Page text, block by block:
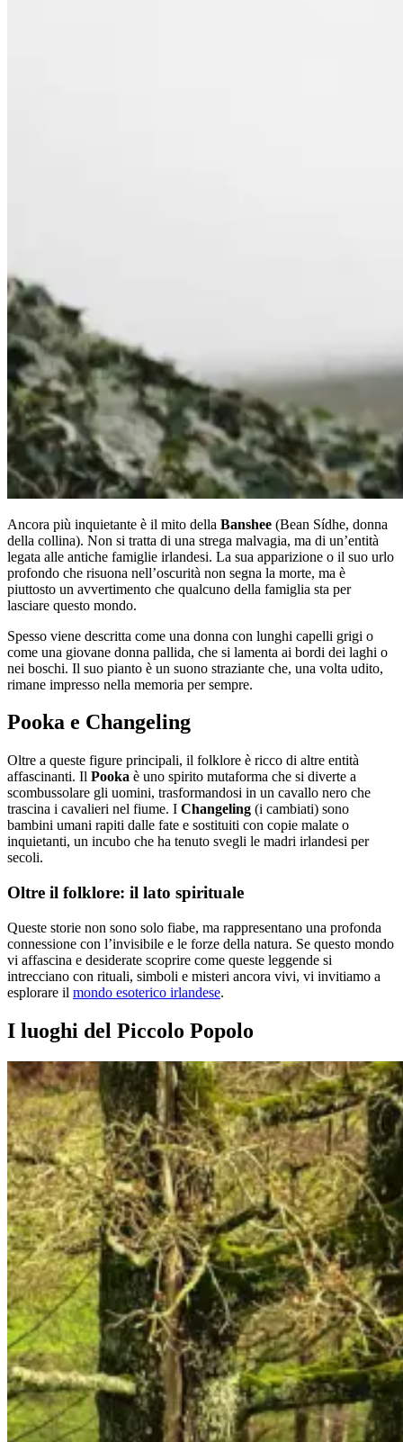
Ancora più inquietante è il mito della Banshee (Bean Sídhe, donna
della collina). Non si tratta di una strega malvagia, ma di un’entità
legata alle antiche famiglie irlandesi. La sua apparizione o il suo urlo
profondo che risuona nell’oscurità non segna la morte, ma è
piuttosto un avvertimento che qualcuno della famiglia sta per
lasciare questo mondo.
Spesso viene descritta come una donna con lunghi capelli grigi o
come una giovane donna pallida, che si lamenta ai bordi dei laghi o
nei boschi. Il suo pianto è un suono straziante che, una volta udito,
rimane impresso nella memoria per sempre.
Pooka e Changeling
Oltre a queste figure principali, il folklore è ricco di altre entità
affascinanti. Il Pooka è uno spirito mutaforma che si diverte a
scombussolare gli uomini, trasformandosi in un cavallo nero che
trascina i cavalieri nel fiume. I Changeling (i cambiati) sono
bambini umani rapiti dalle fate e sostituiti con copie malate o
inquietanti, un incubo che ha tenuto svegli le madri irlandesi per
secoli.
Oltre il folklore: il lato spirituale
Queste storie non sono solo fiabe, ma rappresentano una profonda
connessione con l’invisibile e le forze della natura. Se questo mondo
vi affascina e desiderate scoprire come queste leggende si
intrecciano con rituali, simboli e misteri ancora vivi, vi invitiamo a
esplorare il mondo esoterico irlandese.
I luoghi del Piccolo Popolo